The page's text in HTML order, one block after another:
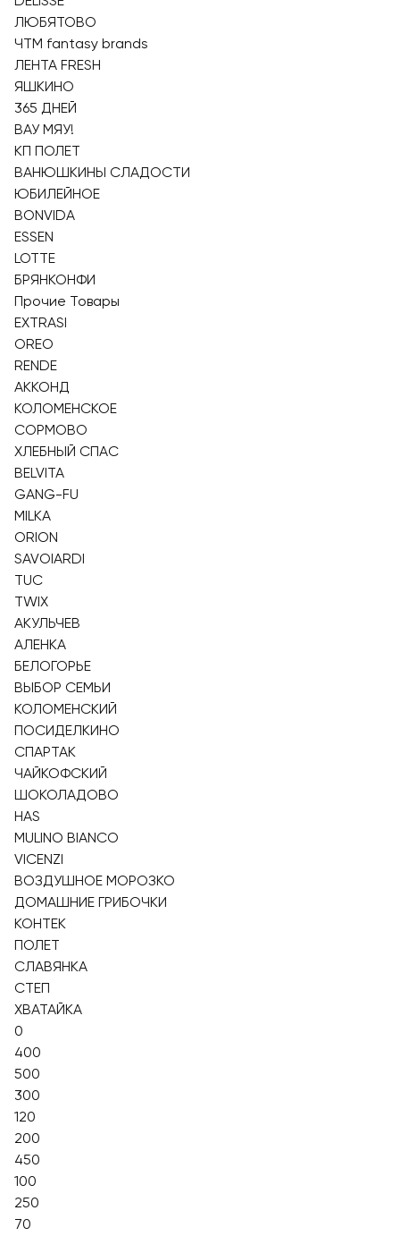
ЛЮБЯТОВО
ЧТМ fantasy brands
ЛЕНТА FRESH
ЯШКИНО
365 ДНЕЙ
ВАУ МЯУ!
КП ПОЛЕТ
ВАНЮШКИНЫ СЛАДОСТИ
ЮБИЛЕЙНОЕ
BONVIDA
ESSEN
LOTTE
БРЯНКОНФИ
Прочие Товары
EXTRASI
OREO
RENDE
АККОНД
КОЛОМЕНСКОЕ
СОРМОВО
ХЛЕБНЫЙ СПАС
BELVITA
GANG-FU
MILKA
ORION
SAVOIARDI
TUC
TWIX
АКУЛЬЧЕВ
АЛЕНКА
БЕЛОГОРЬЕ
ВЫБОР СЕМЬИ
КОЛОМЕНСКИЙ
ПОСИДЕЛКИНО
СПАРТАК
ЧАЙКОФСКИЙ
ШОКОЛАДОВО
HAS
MULINO BIANCO
VICENZI
ВОЗДУШНОЕ МОРОЗКО
ДОМАШНИЕ ГРИБОЧКИ
КОНТЕК
ПОЛЕТ
СЛАВЯНКА
СТЕП
ХВАТАЙКА
0
400
500
300
120
200
450
100
250
70